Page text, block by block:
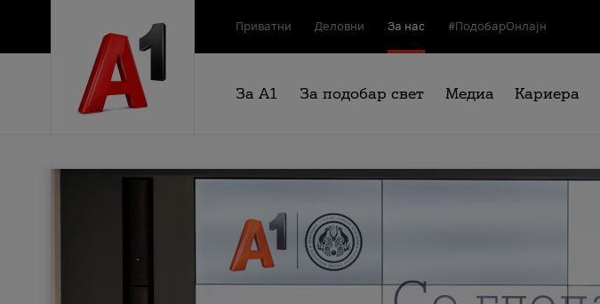
Приватни Деловни За нас #ПодобарОнлајн
За А1 За подобар свет Медиа Кариера